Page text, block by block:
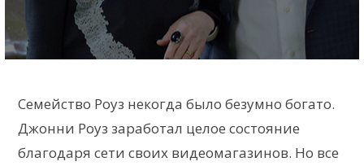
Семейство Роуз некогда было безумно богато.
Джонни Роуз заработал целое состояние
благодаря сети своих видеомагазинов. Но все